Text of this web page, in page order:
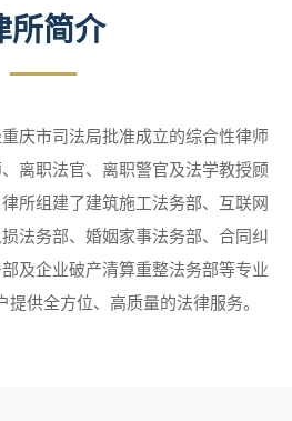
所简介
庆市司法局批准成立的综合性律师
离职法官、离职警官及法学教授顾
所组建了建筑施工法务部、互联网
法务部、婚姻家事法务部、合同纠
及企业破产清算重整法务部等专业
供全方位、高质量的法律服务。